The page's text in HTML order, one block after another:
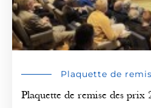
Plaquette de
Plaquette de remise des prix